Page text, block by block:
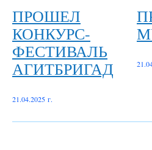
ПРОШЕЛ
КОНКУРС-
ФЕСТИВАЛЬ
АГИТБРИГАД
21.04.2025 г.